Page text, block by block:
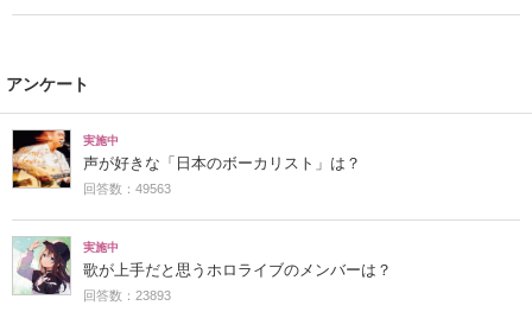
アンケート
実施中
声が好きな「日本のボーカリスト」は？
回答数：49563
実施中
歌が上手だと思うホロライブのメンバーは？
回答数：23893